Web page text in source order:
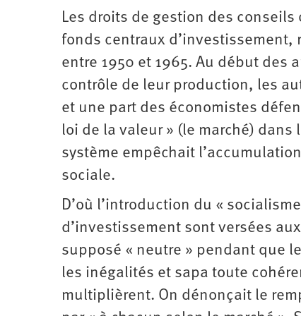
Les droits de gestion des
fonds centraux
entre 1950 et 1965. Au début des
contrôle de leur production, les
et une part des économistes
loi de la valeur » (le marché)
système empêchait
sociale.
D’où l’introduction du «
d’investissement sont versées
supposé « neutre » pendant que
les inégalités et sapa toute
multiplièrent. On dénonçait le